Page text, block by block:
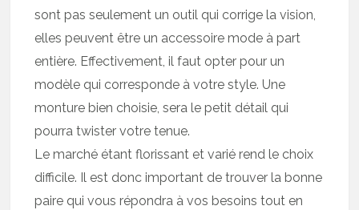
sont pas seulement un outil qui corrige la vision,
elles peuvent être un accessoire mode à part
entière. Effectivement, il faut opter pour un
modèle qui corresponde à votre style. Une
monture bien choisie, sera le petit détail qui
pourra twister votre tenue.
Le marché étant florissant et varié rend le choix
difficile. Il est donc important de trouver la bonne
paire qui vous répondra à vos besoins tout en